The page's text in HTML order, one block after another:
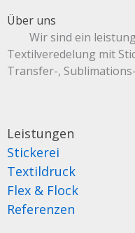
Über uns
Wir sind ein
Textilveredelung mit
Transfer-,
Leistungen
Stickerei
Textildruck
Flex & Flock
Referenzen